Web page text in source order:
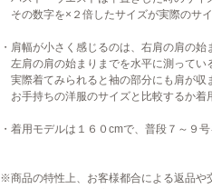
その数字を×２倍したサイズが実際のサ
・肩幅が小さく感じるのは、右肩の肩の始
左肩の肩の始まりまでを水平に測ってい
実際着てみられると袖の部分にも肩が収
お手持ちの洋服のサイズと比較するか着
・着用モデルは１６０cmで、普段７～９
※商品の特性上、お客様都合による返品や